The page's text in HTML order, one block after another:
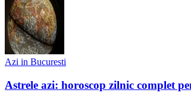
Azi in Bucuresti
Astrele azi: horoscop zilnic complet